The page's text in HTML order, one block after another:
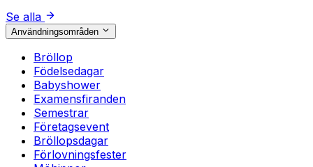
Se alla
Användningsområden
Bröllop
Födelsedagar
Babyshower
Examensfiranden
Semestrar
Företagsevent
Bröllopsdagar
Förlovningsfester